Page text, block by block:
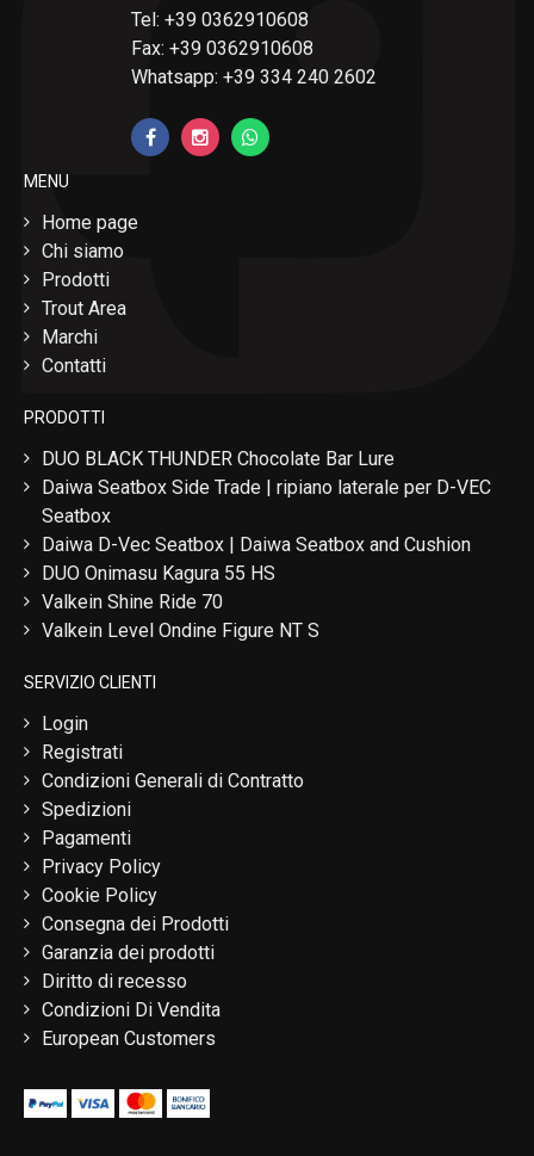
Tel: +39 0362910608
Fax: +39 0362910608
Whatsapp: +39 334 240 2602
MENU
Home page
Chi siamo
Prodotti
Trout Area
Marchi
Contatti
PRODOTTI
DUO BLACK THUNDER Chocolate Bar Lure
Daiwa Seatbox Side Trade | ripiano laterale per D-VEC
Seatbox
Daiwa D-Vec Seatbox | Daiwa Seatbox and Cushion
DUO Onimasu Kagura 55 HS
Valkein Shine Ride 70
Valkein Level Ondine Figure NT S
SERVIZIO CLIENTI
Login
Registrati
Condizioni Generali di Contratto
Spedizioni
Pagamenti
Privacy Policy
Cookie Policy
Consegna dei Prodotti
Garanzia dei prodotti
Diritto di recesso
Condizioni Di Vendita
European Customers